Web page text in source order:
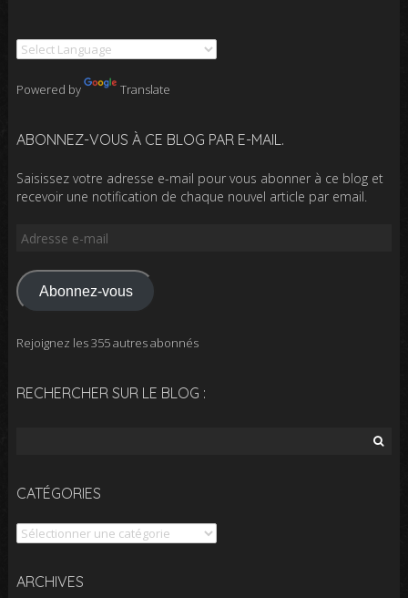
Powered by Translate
ABONNEZ-VOUS À CE BLOG PAR E-MAIL.
Saisissez votre adresse e-mail pour vous abonner à ce blog et
recevoir une notification de chaque nouvel article par email.
Adresse
mail
Abonnez-vous
Rejoignez les 355 autres abonnés
RECHERCHER SUR LE BLOG :
CATÉGORIES
Catégories
ARCHIVES
Archives